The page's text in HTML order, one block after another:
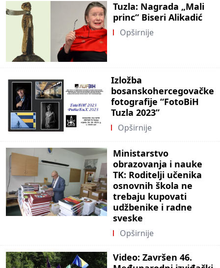
Tuzla: Nagrada „Mali
princ“ Biseri Alikadić
Opširnije
Izložba
bosanskohercegovačke
fotografije “FotoBiH
Tuzla 2023”
Opširnije
Ministarstvo
obrazovanja i nauke
TK: Roditelji učenika
osnovnih škola ne
trebaju kupovati
udžbenike i radne
sveske
Opširnije
Video: Završen 46.